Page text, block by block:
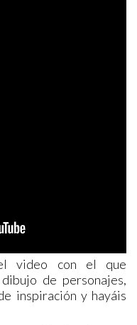
video con el que
de personajes,
inspiración y hayáis